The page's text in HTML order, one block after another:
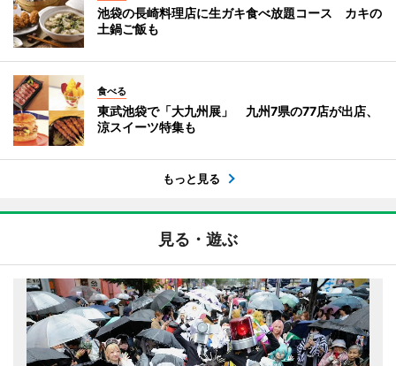
池袋の長崎料理店に生ガキ食べ放題コース カキの
土鍋ご飯も
食べる
東武池袋で「大九州展」 九州7県の77店が出店、
涼スイーツ特集も
もっと見る
見る・遊ぶ